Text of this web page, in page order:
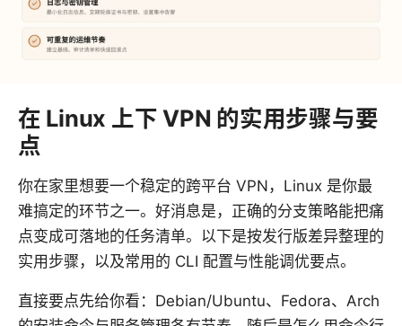
在 Linux 上下 VPN 的实用步骤与要
点
你在家里想要一个稳定的跨平台 VPN，Linux 是你最
难搞定的环节之一。好消息是，正确的分支策略能把痛
点变成可落地的任务清单。以下是按发行版差异整理的
实用步骤，以及常用的 CLI 配置与性能调优要点。
直接要点先给你看：Debian/Ubuntu、Fedora、Arch